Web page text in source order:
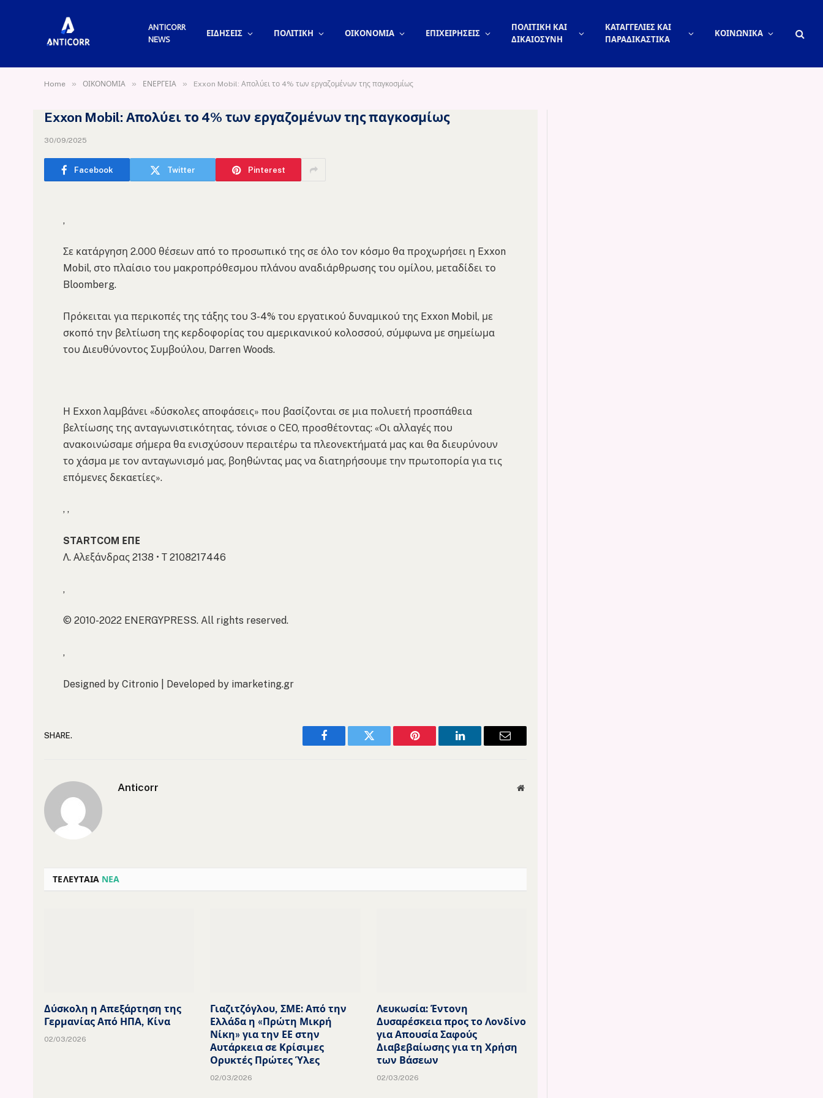
ANTICORR
NEWS
ΕΙΔΗΣΕΙΣ ΠΟΛΙΤΙΚΗ ΟΙΚΟΝΟΜΙΑ ΕΠΙΧΕΙΡΗΣΕΙΣ
ΠΟΛΙΤΙΚΗ ΚΑΙ
ΔΙΚΑΙΟΣΥΝΗ
ΚΑΤΑΓΓΕΛΙΕΣ ΚΑΙ
ΠΑΡΑΔΙΚΑΣΤΙΚΑ
ΚΟΙΝΩΝΙΚΑ
Home » ΟΙΚΟΝΟΜΙΑ » ΕΝΕΡΓΕΙΑ » Exxon Mobil: Απολύει το 4% των εργαζομένων της παγκοσμίως
Exxon Mobil: Απολύει το 4% των εργαζομένων της παγκοσμίως
30/09/2025
Facebook Twitter Pinterest
,
Σε κατάργηση 2.000 θέσεων από το προσωπικό της σε όλο τον κόσμο θα προχωρήσει η Exxon
Mobil, στο πλαίσιο του μακροπρόθεσμου πλάνου αναδιάρθρωσης του ομίλου, μεταδίδει το
Bloomberg.
Πρόκειται για περικοπές της τάξης του 3-4% του εργατικού δυναμικού της Exxon Mobil, με
σκοπό την βελτίωση της κερδοφορίας του αμερικανικού κολοσσού, σύμφωνα με σημείωμα
του Διευθύνοντος Συμβούλου, Darren Woods.
Η Exxon λαμβάνει «δύσκολες αποφάσεις» που βασίζονται σε μια πολυετή προσπάθεια
βελτίωσης της ανταγωνιστικότητας, τόνισε ο CEO, προσθέτοντας: «Οι αλλαγές που
ανακοινώσαμε σήμερα θα ενισχύσουν περαιτέρω τα πλεονεκτήματά μας και θα διευρύνουν
το χάσμα με τον ανταγωνισμό μας, βοηθώντας μας να διατηρήσουμε την πρωτοπορία για τις
επόμενες δεκαετίες».
, ,
STARTCOM ΕΠΕ
Λ. Αλεξάνδρας 2138 • Τ 2108217446
,
© 2010-2022 ENERGYPRESS. All rights reserved.
,
Designed by Citronio | Developed by imarketing.gr
SHARE.
Facebook Twitter Pinterest LinkedIn Email
Anticorr Website
ΤΕΛΕΥΤΑΙΑ ΝΕΑ
Δύσκολη η Απεξάρτηση της
Γερμανίας Από ΗΠΑ, Κίνα
02/03/2026
Γιαζιτζόγλου, ΣΜΕ: Από την
Ελλάδα η «Πρώτη Μικρή
Νίκη» για την ΕΕ στην
Αυτάρκεια σε Κρίσιμες
Ορυκτές Πρώτες Ύλες
02/03/2026
Λευκωσία: Έντονη
Δυσαρέσκεια προς το Λονδίνο
για Απουσία Σαφούς
Διαβεβαίωσης για τη Χρήση
των Βάσεων
02/03/2026